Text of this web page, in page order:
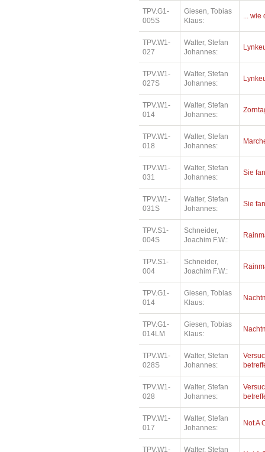
TPV.G1-
005S
Giesen, Tobias
Klaus:
... wie
TPV.W1-
027
Walter, Stefan
Johannes:
TPV.W1-
027S
Walter, Stefan
Johannes:
TPV.W1-
014
Walter, Stefan
Johannes:
TPV.W1-
018
Walter, Stefan
Johannes:
TPV.W1-
031
Walter, Stefan
Johannes:
Sie
TPV.W1-
031S
Walter, Stefan
Johannes:
Sie
TPV.S1-
004S
Schneider,
Joachim F.W.:
TPV.S1-
004
Schneider,
Joachim F.W.:
TPV.G1-
014
Giesen, Tobias
Klaus:
TPV.G1-
014LM
Giesen, Tobias
Klaus:
TPV.W1-
028S
Walter, Stefan
Johannes:
TPV.W1-
028
Walter, Stefan
Johannes:
TPV.W1-
017
Walter, Stefan
Johannes:
Not A
TPV.W1-
Walter, Stefan